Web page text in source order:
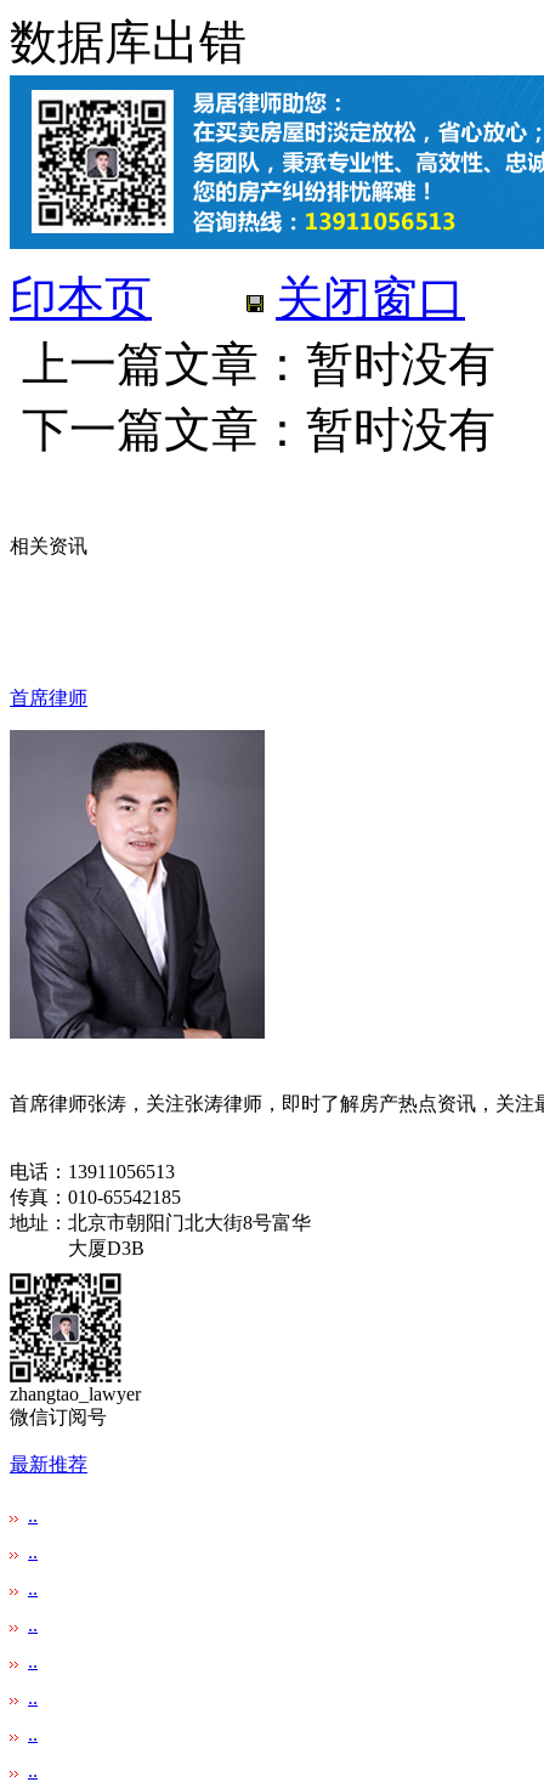
数据库出错
印本页
关闭窗口
上一篇文章：暂时没有
下一篇文章：暂时没有
相关资讯
首席律师
首席律师张涛，关注张涛律师，即时了解房产热点资讯，关
电话：13911056513
传真：010-65542185
地址：北京市朝阳门北大街8号富华
大厦D3B
zhangtao_lawyer
微信订阅号
最新推荐
..
..
..
..
..
..
..
..